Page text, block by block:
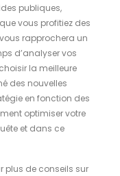
publiques,
vous profitiez des
rapprochera un
d’analyser vos
la meilleure
des nouvelles
en fonction des
optimiser votre
et dans ce
plus de conseils sur